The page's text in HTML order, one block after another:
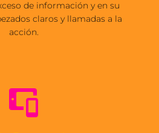
de información y en su
claros y llamadas a la
acción.